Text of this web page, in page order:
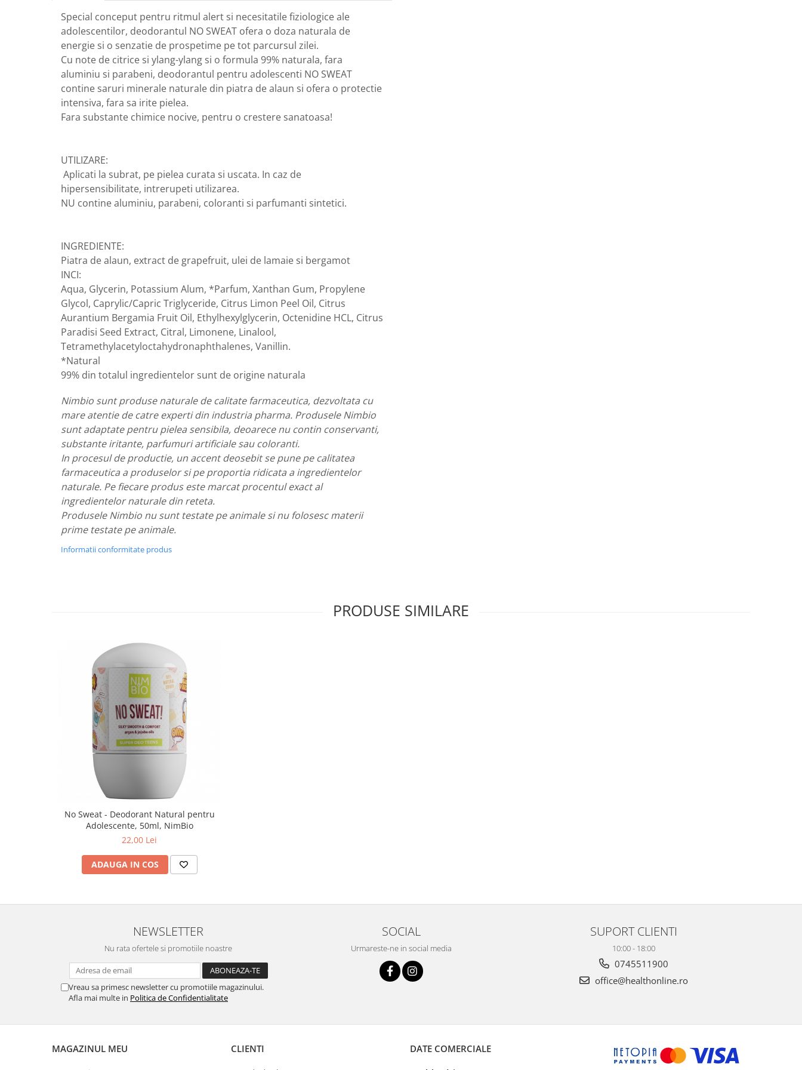
H3D - O'TOM(2 produse)
Health Advisors (9 produse)
Hegron Cosmetics BV (5 produse)
Irisana (5 produse)
Jack N' Jill (20 produse)
Laboratoarele Remedia (98
Landgarten GMBH & CO.KG. (13
Laropharm (25 produse)
Liking S.p.A. (3 produse)
Mebra Brasov (54 produse)
Nateen (28 produse)
Nature Tech (11 produse)
Ommia Skincare & Mothercare (9
Organic Terra (2 produse)
Papoutsanis SA (37 produse)
Pikdare - Pic Solutions (22
ProdNat (6 produse)
ProPhyto - ProVet SA (6 produse)
Record (5 produse)
Rohto Pharmaceuticals Co (4
Rolly Brush - Mr.White (10
Romvac - Imunoinstant (20
The Bramton Company - Simple
Solution & Out! (8 produse)
Vaco Retail sp.zo.o (3 produse)
Van Vliet The Candy Company BV
Vet's Best (8 produse)
Vivil A. Muller GmbH & Co.Kg (22
Yuup! - Cosmetica Veneta (17
Zuluff Diapers (70 produse)
Protectie Solara
Sapun Natural Handmade
Scrub de Corp
Servetele Umede/Hartie Igienica
Uleiuri Esentiale
Special conceput pentru ritmul alert si necesitatile fiziologice ale
adolescentilor, deodorantul NO SWEAT ofera o doza naturala de
energie si o senzatie de prospetime pe tot parcursul zilei.
Cu note de citrice si ylang-ylang si o formula 99% naturala, fara
aluminiu si parabeni, deodorantul pentru adolescenti NO SWEAT
contine saruri minerale naturale din piatra de alaun si ofera o protectie
intensiva, fara sa irite pielea.
Fara substante chimice nocive, pentru o crestere sanatoasa!
UTILIZARE:
Aplicati la subrat, pe pielea curata si uscata. In caz de
hipersensibilitate, intrerupeti utilizarea.
NU contine aluminiu, parabeni, coloranti si parfumanti sintetici.
INGREDIENTE:
Piatra de alaun, extract de grapefruit, ulei de lamaie si bergamot
INCI:
Aqua, Glycerin, Potassium Alum, *Parfum, Xanthan Gum, Propylene
Glycol, Caprylic/Capric Triglyceride, Citrus Limon Peel Oil, Citrus
Aurantium Bergamia Fruit Oil, Ethylhexylglycerin, Octenidine HCL, Citrus
Paradisi Seed Extract, Citral, Limonene, Linalool,
Tetramethylacetyloctahydronaphthalenes, Vanillin.
*Natural
99% din totalul ingredientelor sunt de origine naturala
Nimbio sunt produse naturale de calitate farmaceutica, dezvoltata cu
mare atentie de catre experti din industria pharma. Produsele Nimbio
sunt adaptate pentru pielea sensibila, deoarece nu contin conservanti,
substante iritante, parfumuri artificiale sau coloranti.
In procesul de productie, un accent deosebit se pune pe calitatea
farmaceutica a produselor si pe proportia ridicata a ingredientelor
naturale. Pe fiecare produs este marcat procentul exact al
ingredientelor naturale din reteta.
Produsele Nimbio nu sunt testate pe animale si nu folosesc materii
prime testate pe animale.
Informatii conformitate produs
PRODUSE SIMILARE
No Sweat - Deodorant Natural pentru
Adolescente, 50ml, NimBio
22,00 Lei
ADAUGA IN COS
NEWSLETTER
Nu rata ofertele si promotiile noastre
Vreau sa primesc newsletter cu promotiile magazinului.
Afla mai multe in Politica de Confidentialitate
SOCIAL
Urmareste-ne in social media
SUPORT CLIENTI
10:00 - 18:00
0745511900
office@healthonline.ro
MAGAZINUL MEU CLIENTI DATE COMERCIALE